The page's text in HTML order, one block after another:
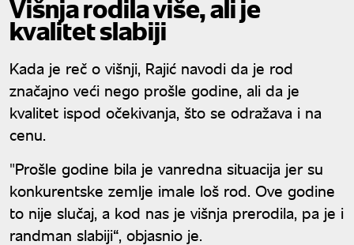
Višnja rodila više, ali je
kvalitet slabiji
Kada je reč o višnji, Rajić navodi da je rod
značajno veći nego prošle godine, ali da je
kvalitet ispod očekivanja, što se odražava i na
cenu.
"Prošle godine bila je vanredna situacija jer su
konkurentske zemlje imale loš rod. Ove godine
to nije slučaj, a kod nas je višnja prerodila, pa je i
randman slabiji“, objasnio je.